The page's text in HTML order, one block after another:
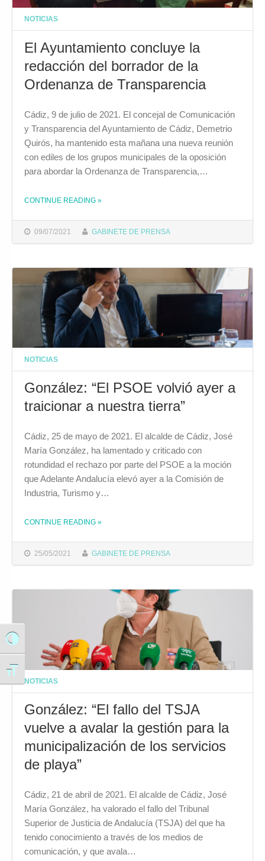
Alternar alto contraste
Alternar tamaño de letra
NOTICIAS
El Ayuntamiento concluye la
redacción del borrador de la
Ordenanza de Transparencia
09/07/2021 GABINETE DE PRENSA
Cádiz, 9 de julio de 2021. El concejal de Comunicación
y Transparencia del Ayuntamiento de Cádiz, Demetrio
Quirós, ha mantenido esta mañana una nueva reunión
con ediles de los grupos municipales de la oposición
para abordar la Ordenanza de Transparencia,…
CONTINUE READING THE "EL AYUNTAMIENTO CONCLUYE LA REDACCIÓN DEL BORRADOR DE LA ORDENANZA DE TRANSPARENCIA "
»
NOTICIAS
González: “El PSOE volvió ayer a
traicionar a nuestra tierra”
25/05/2021 GABINETE DE PRENSA
Cádiz, 25 de mayo de 2021. El alcalde de Cádiz, José
María González, ha lamentado y criticado con
rotundidad el rechazo por parte del PSOE a la moción
que Adelante Andalucía elevó ayer a la Comisión de
Industria, Turismo y…
CONTINUE READING THE "GONZÁLEZ: “EL PSOE VOLVIÓ AYER A TRAICIONAR A NUESTRA TIERRA” "
»
NOTICIAS
González: “El fallo del TSJA
vuelve a avalar la gestión para la
municipalización de los servicios
de playa”
Cádiz, 21 de abril de 2021. El alcalde de Cádiz, José
María González, ha valorado el fallo del Tribunal
Superior de Justicia de Andalucía (TSJA) del que ha
tenido conocimiento a través de los medios de
comunicación, y que avala…